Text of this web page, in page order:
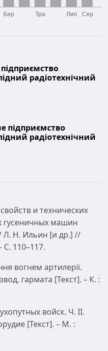
радіотехнічний
підприємство
радіотехнічний
и технических
гусеничных машин
/ Л. Н. Ильин [и др.] //
110–117.
вогнем артилерії.
гармата [Текст]. – К. :
войск. Ч. II.
[Текст]. – М. :